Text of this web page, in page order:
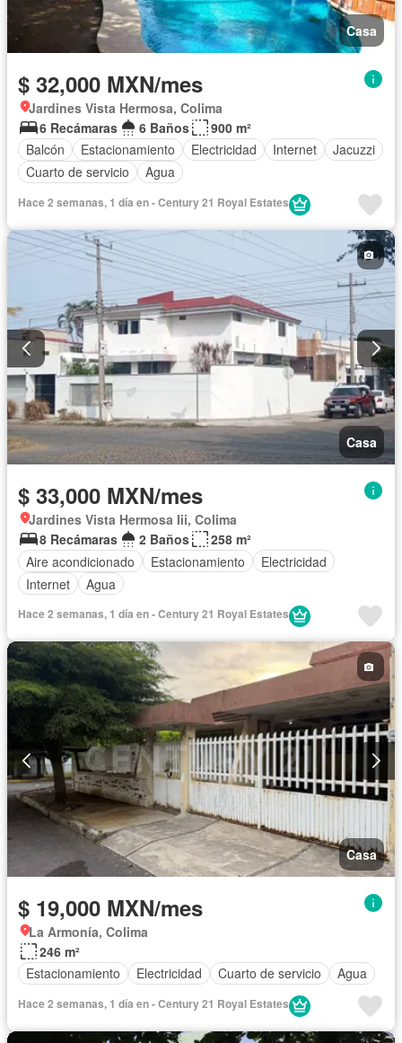
Casa
$ 32,000 MXN/mes
Jardines Vista Hermosa, Colima
6 Recámaras
6 Baños
900 m²
Balcón
Estacionamiento Electricidad Internet
Jacuzzi
Cuarto de servicio
Agua
Hace 2 semanas, 1 día en - Century 21 Royal Estates
Casa
$ 33,000 MXN/mes
Jardines Vista Hermosa Iii, Colima
8 Recámaras
2 Baños
258 m²
Aire acondicionado
Estacionamiento
Electricidad
Internet
Agua
Hace 2 semanas, 1 día en - Century 21 Royal Estates
Casa
$ 19,000 MXN/mes
La Armonía, Colima
246 m²
Estacionamiento
Electricidad Cuarto de servicio Agua
Hace 2 semanas, 1 día en - Century 21 Royal Estates